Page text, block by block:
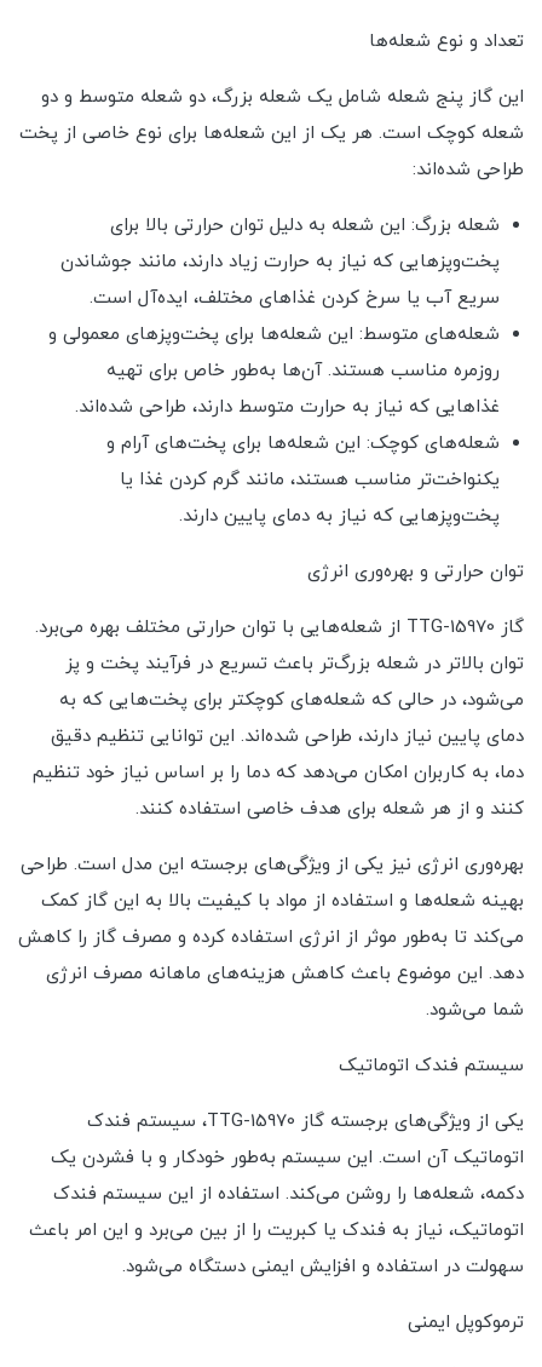
تعداد و نوع شعله‌ها
این گاز پنج شعله شامل یک شعله بزرگ، دو شعله متوسط و دو
شعله کوچک است. هر یک از این شعله‌ها برای نوع خاصی از پخت
طراحی شده‌اند:
شعله بزرگ: این شعله به دلیل توان حرارتی بالا برای
پخت‌وپزهایی که نیاز به حرارت زیاد دارند، مانند جوشاندن
سریع آب یا سرخ کردن غذاهای مختلف، ایده‌آل است.
شعله‌های متوسط: این شعله‌ها برای پخت‌وپزهای معمولی و
روزمره مناسب هستند. آن‌ها به‌طور خاص برای تهیه
غذاهایی که نیاز به حرارت متوسط دارند، طراحی شده‌اند.
شعله‌های کوچک: این شعله‌ها برای پخت‌های آرام و
یکنواخت‌تر مناسب هستند، مانند گرم کردن غذا یا
پخت‌وپزهایی که نیاز به دمای پایین دارند.
توان حرارتی و بهره‌وری انرژی
گاز TTG-15970 از شعله‌هایی با توان حرارتی مختلف بهره می‌برد.
توان بالاتر در شعله بزرگ‌تر باعث تسریع در فرآیند پخت و پز
می‌شود، در حالی که شعله‌های کوچکتر برای پخت‌هایی که به
دمای پایین نیاز دارند، طراحی شده‌اند. این توانایی تنظیم دقیق
دما، به کاربران امکان می‌دهد که دما را بر اساس نیاز خود تنظیم
کنند و از هر شعله برای هدف خاصی استفاده کنند.
بهره‌وری انرژی نیز یکی از ویژگی‌های برجسته این مدل است. طراحی
بهینه شعله‌ها و استفاده از مواد با کیفیت بالا به این گاز کمک
می‌کند تا به‌طور موثر از انرژی استفاده کرده و مصرف گاز را کاهش
دهد. این موضوع باعث کاهش هزینه‌های ماهانه مصرف انرژی
شما می‌شود.
سیستم فندک اتوماتیک
یکی از ویژگی‌های برجسته گاز TTG-15970، سیستم فندک
اتوماتیک آن است. این سیستم به‌طور خودکار و با فشردن یک
دکمه، شعله‌ها را روشن می‌کند. استفاده از این سیستم فندک
اتوماتیک، نیاز به فندک یا کبریت را از بین می‌برد و این امر باعث
سهولت در استفاده و افزایش ایمنی دستگاه می‌شود.
ترموکوپل ایمنی